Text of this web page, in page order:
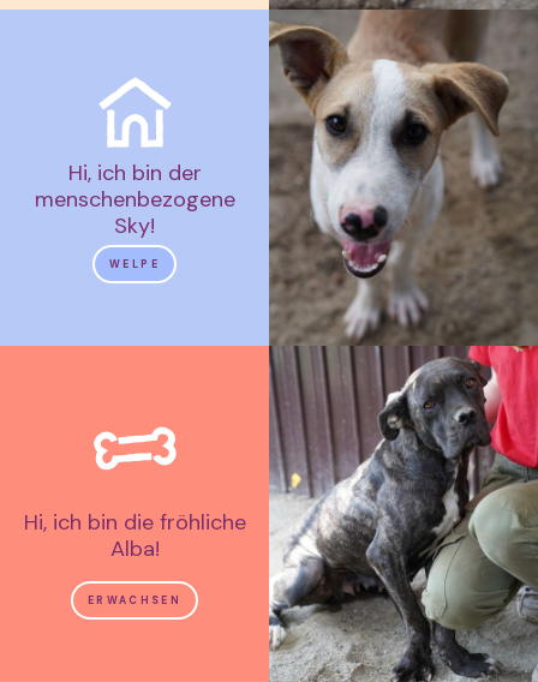
Hi, ich bin der
menschenbezogene
Sky!
WELPE
Hi, ich bin die fröhliche
Alba!
ERWACHSEN